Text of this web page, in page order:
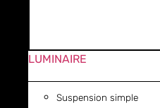
LUMINAIRE
Suspension simple